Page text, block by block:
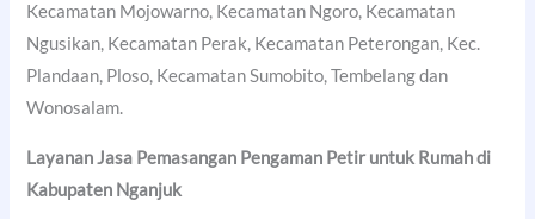
Kecamatan Mojowarno, Kecamatan Ngoro, Kecamatan
Ngusikan, Kecamatan Perak, Kecamatan Peterongan, Kec.
Plandaan, Ploso, Kecamatan Sumobito, Tembelang dan
Wonosalam.
Layanan Jasa Pemasangan Pengaman Petir untuk Rumah di
Kabupaten Nganjuk